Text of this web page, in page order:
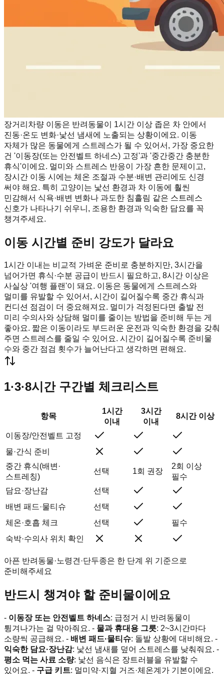
장거리차량 이동은 반려동물이 1시간 이상 좁은 차 안에서
진동·온도 변화·낯선 냄새에 노출되는 상황이에요. 이동
자체가 많은 동물에게 스트레스가 될 수 있어서, 가장 중요한
건 '이동장(또는 안전벨트 하네스) 고정'과 '중간중간 충분한
휴식'이에요. 멀미와 스트레스 반응이 가장 흔한 문제이고,
장시간 이동 시에는 체온 조절과 수분·배변 관리에도 신경
써야 해요. 특히 고양이는 낯선 환경과 차 이동에 훨씬
민감해서 식욕·배변 변화나 과도한 침흘림 같은 스트레스
신호가 나타나기 쉬우니, 조용한 환경과 익숙한 담요를 꼭
챙겨주세요.
이동 시간별 준비 강도가 달라요
1시간 이내는 비교적 가벼운 준비로 충분하지만, 3시간을
넘어가면 휴식·수분 공급이 반드시 필요하고, 8시간 이상은
사실상 '여행 플랜'이 돼요. 이동은 동물에게 스트레스와
멀미를 유발할 수 있어서, 시간이 길어질수록 중간 휴식과
컨디션 점검이 더 중요해져요. 멀미가 걱정된다면 출발 전
미리 수의사와 상담해 멀미를 줄이는 방법을 준비해 두는 게
좋아요. 짧은 이동이라도 부드러운 운전과 익숙한 환경을 갖춰
주면 스트레스를 줄일 수 있어요. 시간이 길어질수록 준비물
수와 중간 점검 횟수가 늘어난다고 생각하면 편해요.
1·3·8시간 구간별 체크리스트
항목
1시간
이내
3시간
이내
8시간 이상
이동장/안전벨트 고정
물·간식 준비
중간 휴식(배변·
스트레칭)
선택 1회 권장
2회 이상
필수
담요·장난감
선택
배변 패드·물티슈
선택
체온·호흡 체크
선택
필수
숙박·수의사 위치 확인
아픈 반려동물·노령견·단두종은 한 단계 위 기준으로
준비해주세요
반드시 챙겨야 할 준비물이에요
- 이동장 또는 안전벨트 하네스: 급정거 시 반려동물이
튕겨나가는 걸 막아줘요. - 물과 휴대용 그릇: 2~3시간마다
소량씩 공급해요. - 배변 패드·물티슈: 돌발 상황에 대비해요. -
익숙한 담요·장난감: 낯선 냄새를 덮어 스트레스를 낮춰줘요. -
평소 먹는 사료 소량: 낯선 음식은 장트러블을 유발할 수
있어요. - 구급 키트: 멀미약·지혈 거즈·체온계가 기본이에요.